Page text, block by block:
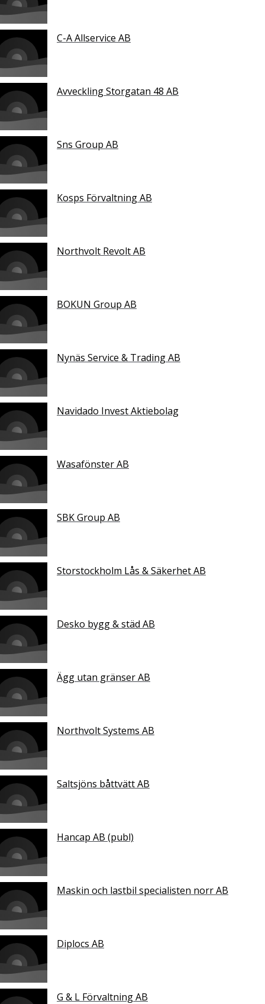
C-A Allservice AB
Avveckling Storgatan 48 AB
Sns Group AB
Kosps Förvaltning AB
Northvolt Revolt AB
BOKUN Group AB
Nynäs Service & Trading AB
Navidado Invest Aktiebolag
Wasafönster AB
SBK Group AB
Storstockholm Lås & Säkerhet AB
Desko bygg & städ AB
Ägg utan gränser AB
Northvolt Systems AB
Saltsjöns båttvätt AB
Hancap AB (publ)
Maskin och lastbil specialisten norr AB
Diplocs AB
G & L Förvaltning AB